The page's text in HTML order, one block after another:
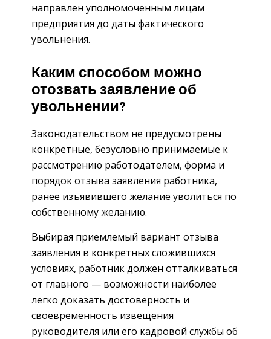
направлен уполномоченным лицам
предприятия до даты фактического
увольнения.
Каким способом можно
отозвать заявление об
увольнении?
Законодательством не предусмотрены
конкретные, безусловно принимаемые к
рассмотрению работодателем, форма и
порядок отзыва заявления работника,
ранее изъявившего желание уволиться по
собственному желанию.
Выбирая приемлемый вариант отзыва
заявления в конкретных сложившихся
условиях, работник должен отталкиваться
от главного — возможности наиболее
легко доказать достоверность и
своевременность извещения
руководителя или его кадровой службы об